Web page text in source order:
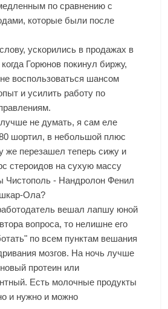
по сравнению с
которые были после
ускорились в продажах в
Горюнов покинул биржу,
воспользоваться шансом
и усилить работу по
не думать, я сам еле
шортил, в небольшой плюс
же перезашел теперь сижу и
стероидов на сухую массу
Чистополь - Нандролон Фенил
Ола?
вешал лапшу юной
вопроса, то нелишне его
по всем пунктам вешания
мозгов. На ночь лучше
протеин или
Есть молочные продукты
и нужно и можно